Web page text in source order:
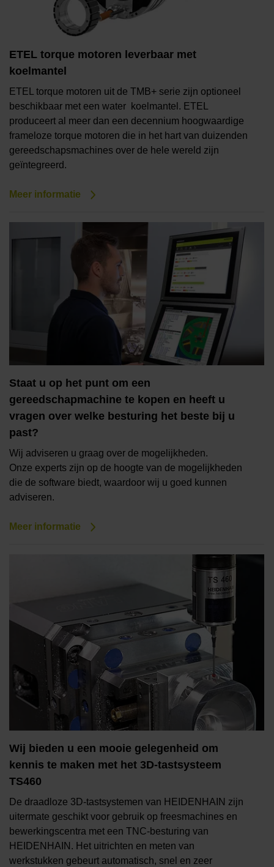
ETEL torque motoren leverbaar met
koelmantel
ETEL torque motoren uit de TMB+ serie zijn optioneel
beschikbaar met een water koelmantel. ETEL
produceert al meer dan een decennium hoogwaardige
frameloze torque motoren die in het hart van duizenden
gereedschapsmachines over de hele wereld zijn
geïntegreerd.
Meer informatie
Staat u op het punt om een
gereedschapmachine te kopen en heeft u
vragen over welke besturing het beste bij u
past?
Wij adviseren u graag over de mogelijkheden.
Onze experts zijn op de hoogte van de mogelijkheden
die de software biedt, waardoor wij u goed kunnen
adviseren.
Meer informatie
Wij bieden u een mooie gelegenheid om
kennis te maken met het 3D-tastsysteem
TS460
De draadloze 3D-tastsystemen van HEIDENHAIN zijn
uitermate geschikt voor gebruik op freesmachines en
bewerkingscentra met een TNC-besturing van
HEIDENHAIN. Het uitrichten en meten van
werkstukken gebeurt automatisch, snel en zeer